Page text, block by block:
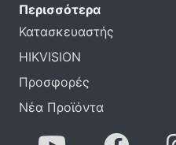
Περισσότερα
Κατασκευαστής
HIKVISION
Προσφορές
Νέα Προϊόντα